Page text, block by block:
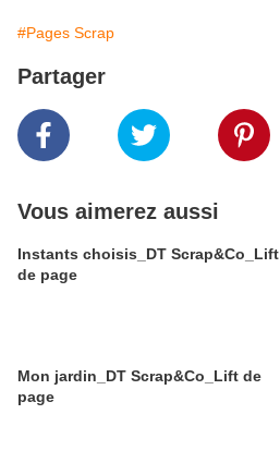
#Pages Scrap
Partager
Vous aimerez aussi
Instants choisis_DT Scrap&Co_Lift
de page
Mon jardin_DT Scrap&Co_Lift de
page